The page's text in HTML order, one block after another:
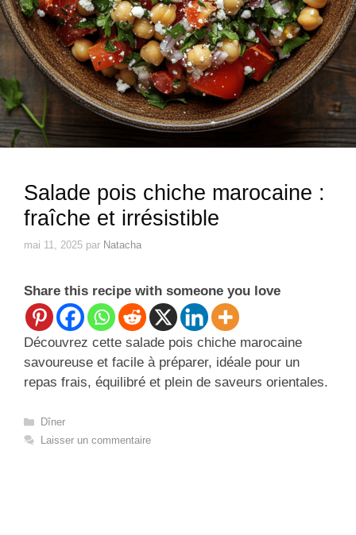
Salade pois chiche marocaine :
fraîche et irrésistible
mai 11, 2025 par Natacha
Share this recipe with someone you love
Découvrez cette salade pois chiche marocaine
savoureuse et facile à préparer, idéale pour un
repas frais, équilibré et plein de saveurs orientales.
Catégories
Dîner
Laisser un commentaire